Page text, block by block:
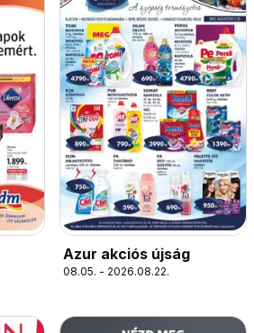
Azur akciós újság
08.05. - 2026.08.22.